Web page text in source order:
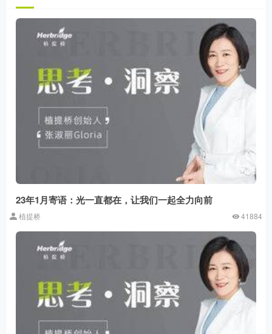
23年1月寄语：光一直都在，让我们一起全力向前
植提桥 41884